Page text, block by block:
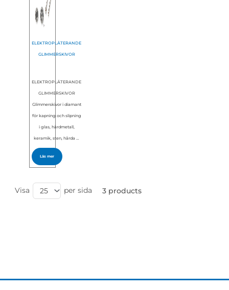
ELEKTROPLÄTERANDE
GLIMMERSKIVOR
ELEKTROPLÄTERANDE
GLIMMERSKIVOR
Glimmerskivor i diamant
för kapning och slipning
i glas, hårdmetall,
keramik, sten, hårda …
Läs mer
Visa 25 per sida 3 products